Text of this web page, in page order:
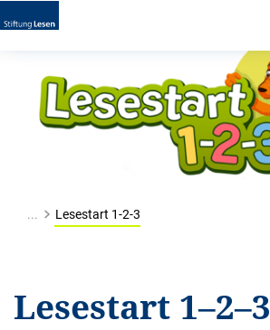
... Lesestart 1-2-3
Lesestart 1–2–3